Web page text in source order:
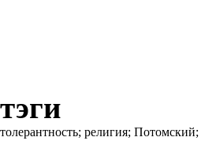
тэги
толерантность; религия; Потомский;